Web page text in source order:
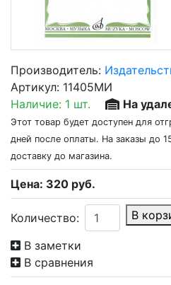
Производитель:
Артикул: 11405МИ
Наличие: 1 шт. На
Этот товар будет доступен для
дней после оплаты. На заказы до
доставку до магазина.
Цена: 320 руб.
Количество: В
В заметки
В сравнения